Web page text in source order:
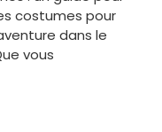
costumes pour
dans le
vous